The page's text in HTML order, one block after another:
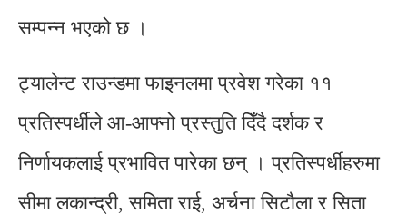
सम्पन्न भएको छ ।
ट्यालेन्ट राउन्डमा फाइनलमा प्रवेश गरेका ११
प्रतिस्पर्धीले आ-आफ्नो प्रस्तुति दिँदै दर्शक र
निर्णायकलाई प्रभावित पारेका छन् । प्रतिस्पर्धीहरुमा
सीमा लकान्द्री, समिता राई, अर्चना सिटौला र सिता